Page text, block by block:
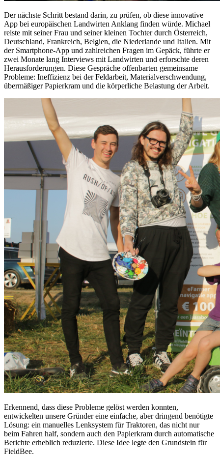
Der nächste Schritt bestand darin, zu prüfen, ob diese innovative
App bei europäischen Landwirten Anklang finden würde. Michael
reiste mit seiner Frau und seiner kleinen Tochter durch Österreich,
Deutschland, Frankreich, Belgien, die Niederlande und Italien. Mit
der Smartphone-App und zahlreichen Fragen im Gepäck, führte er
zwei Monate lang Interviews mit Landwirten und erforschte deren
Herausforderungen. Diese Gespräche offenbarten gemeinsame
Probleme: Ineffizienz bei der Feldarbeit, Materialverschwendung,
übermäßiger Papierkram und die körperliche Belastung der Arbeit.
Erkennend, dass diese Probleme gelöst werden konnten,
entwickelten unsere Gründer eine einfache, aber dringend benötigte
Lösung: ein manuelles Lenksystem für Traktoren, das nicht nur
beim Fahren half, sondern auch den Papierkram durch automatische
Berichte erheblich reduzierte. Diese Idee legte den Grundstein für
FieldBee.